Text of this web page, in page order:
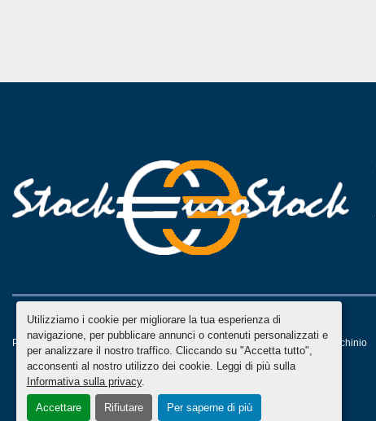
Utilizziamo i cookie per migliorare la tua esperienza di
navigazione, per pubblicare annunci o contenuti personalizzati e
per analizzare il nostro traffico. Cliccando su "Accetta tutto",
acconsenti al nostro utilizzo dei cookie. Leggi di più sulla
Informativa sulla privacy.
Accettare Rifiutare Per saperne di più
Personalizza le preferenze sui Cookies Machinio Systemsito web diMachinio